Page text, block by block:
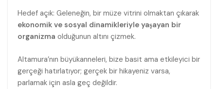
Hedef açık: Geleneğin, bir müze vitrini olmaktan çıkarak
ekonomik ve sosyal dinamikleriyle yaşayan bir
organizma olduğunun altını çizmek.
Altamura’nın büyükanneleri, bize basit ama etkileyici bir
gerçeği hatırlatıyor; gerçek bir hikayeniz varsa,
parlamak için asla geç değildir.